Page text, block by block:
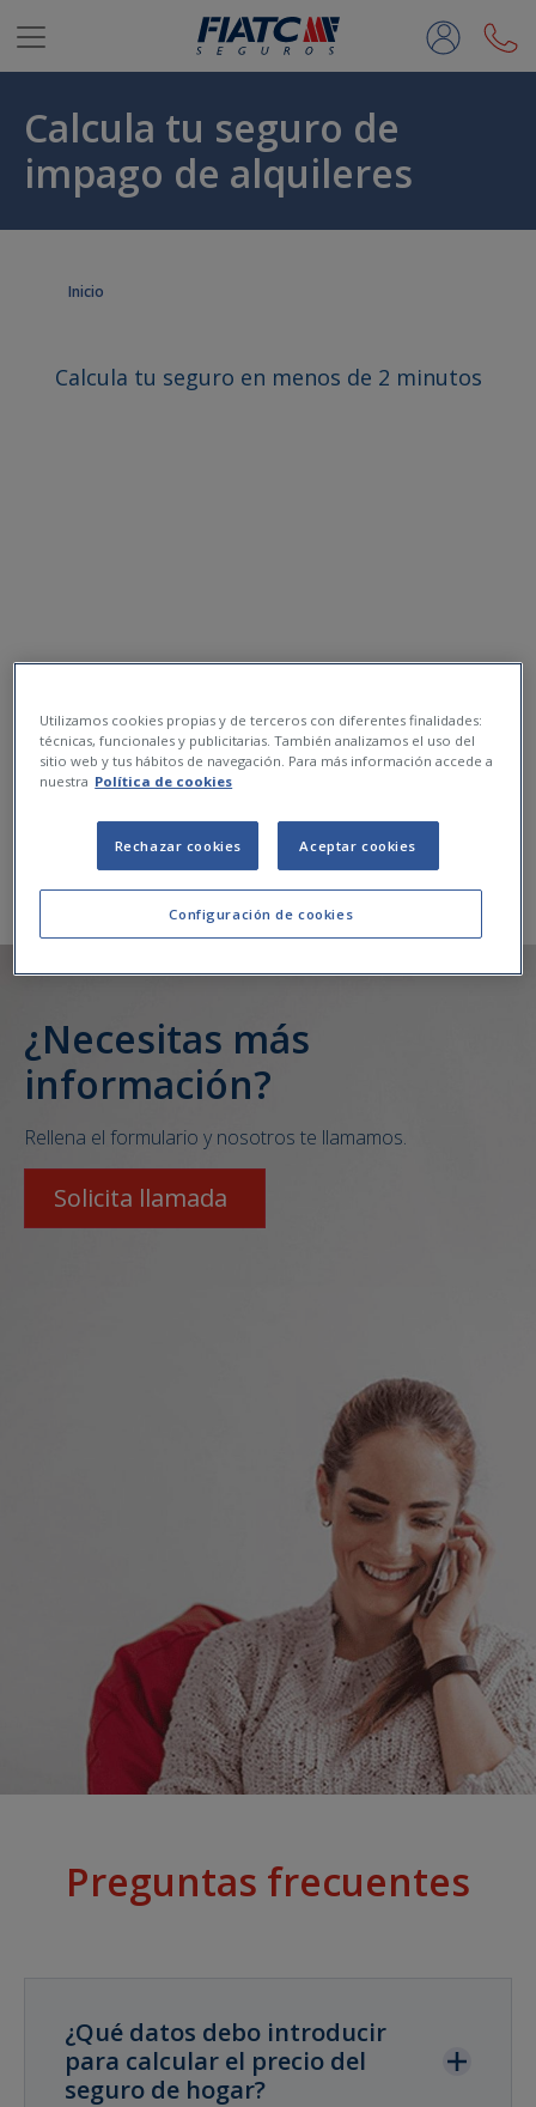
Saltar al contenido principal
Calcula tu seguro de
impago de alquileres
Inicio
Calcula tu seguro en menos de 2 minutos
¿Necesitas más
información?
Rellena el formulario y nosotros te llamamos.
Solicita llamada
Preguntas frecuentes
¿Qué datos debo introducir
para calcular el precio del
seguro de hogar?
Utilizamos cookies propias y de terceros con diferentes finalidades:
técnicas, funcionales y publicitarias. También analizamos el uso del
sitio web y tus hábitos de navegación. Para más información accede a
nuestra Política de cookies
Configuración de cookies
Rechazar cookies Aceptar cookies